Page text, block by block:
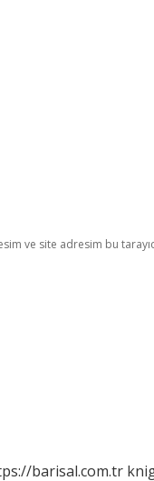
ve site adresim bu
barisal.com.tr